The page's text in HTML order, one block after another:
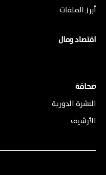
أبرز الملفات
اقتصاد ومال
صحافة
النشرة الدورية
الأرشيف